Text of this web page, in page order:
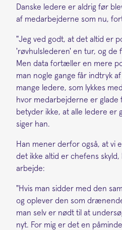
Danske ledere er aldrig før
af medarbejderne som nu,
"Jeg ved godt, at det altid er
'røvhulslederen' en tur, og de
Men data fortæller en mere
man nogle gange får indtryk
mange ledere, som lykkes
hvor medarbejderne er glade
betyder ikke, at alle ledere er
siger han.
Han mener derfor også, at vi
det ikke altid er chefens
arbejde:
"Hvis man sidder med den
og oplever den som
man selv er nødt til at
nyt. For mig er det en